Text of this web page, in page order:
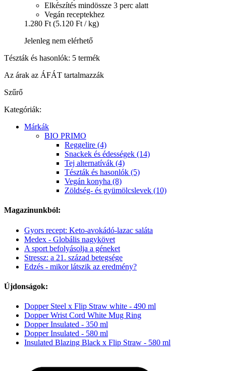
Elkészítés mindössze 3 perc alatt
Vegán receptekhez
1.280 Ft (5.120 Ft / kg)
Jelenleg nem elérhető
Tészták és hasonlók: 5 termék
Az árak az ÁFÁT tartalmazzák
Szűrő
Kategóriák:
Márkák
BIO PRIMO
Reggelire (4)
Snackek és édességek (14)
Tej alternatívák (4)
Tészták és hasonlók (5)
Vegán konyha (8)
Zöldség- és gyümölcslevek (10)
Magazinunkból:
Gyors recept: Keto-avokádó-lazac saláta
Medex - Globális nagykövet
A sport befolyásolja a géneket
Stressz: a 21. század betegsége
Edzés - mikor látszik az eredmény?
Újdonságok:
Dopper Steel x Flip Straw white - 490 ml
Dopper Wrist Cord White Mug Ring
Dopper Insulated - 350 ml
Dopper Insulated - 580 ml
Insulated Blazing Black x Flip Straw - 580 ml